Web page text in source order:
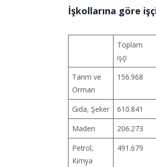
İşkollarına göre
Toplam
işçi
Tarım ve
Orman
156.968
Gıda, Şeker 610.841
Maden
206.273
Petrol,
Kimya
491.679